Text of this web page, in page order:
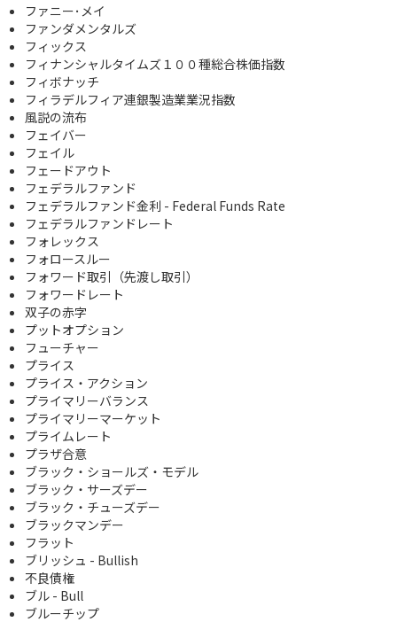
ファニー･メイ
ファンダメンタルズ
フィックス
フィナンシャルタイムズ１００種総合株価指数
フィボナッチ
フィラデルフィア連銀製造業業況指数
風説の流布
フェイバー
フェイル
フェードアウト
フェデラルファンド
フェデラルファンド金利 - Federal Funds Rate
フェデラルファンドレート
フォレックス
フォロースルー
フォワード取引（先渡し取引）
フォワードレート
双子の赤字
プットオプション
フューチャー
プライス
プライス・アクション
プライマリーバランス
プライマリーマーケット
プライムレート
プラザ合意
ブラック・ショールズ・モデル
ブラック・サーズデー
ブラック・チューズデー
ブラックマンデー
フラット
ブリッシュ - Bullish
不良債権
ブル - Bull
ブルーチップ